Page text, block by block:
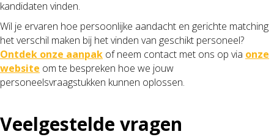
kandidaten vinden.
Wil je ervaren hoe persoonlijke aandacht en gerichte matching
het verschil maken bij het vinden van geschikt personeel?
Ontdek onze aanpak of neem contact met ons op via onze
website om te bespreken hoe we jouw
personeelsvraagstukken kunnen oplossen.
Veelgestelde vragen